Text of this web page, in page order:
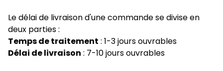
Le délai de livraison d'une commande se divise en
deux parties :
Temps de traitement : 1-3 jours ouvrables
Délai de livraison : 7-10 jours ouvrables